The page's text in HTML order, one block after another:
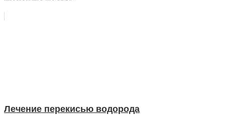
Лечение перекисью водорода